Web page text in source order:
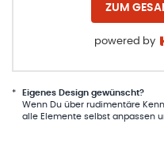
ZUM
powered by
*
Eigenes Design gewünscht?
Wenn Du über rudimentäre
alle Elemente selbst anpassen